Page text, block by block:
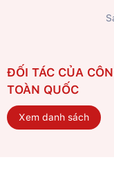
ĐỐI TÁC CỦA
TOÀN QUỐC
Xem danh sách